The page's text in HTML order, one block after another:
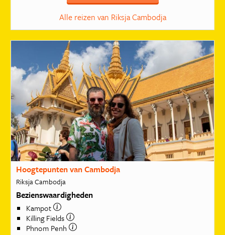
Alle reizen van Riksja Cambodja
Hoogtepunten van Cambodja
Riksja Cambodja
Bezienswaardigheden
Kampot
Killing Fields
Phnom Penh